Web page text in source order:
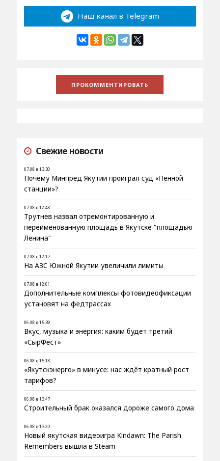
Наш канал в Telegram
Свежие новости
07.08 в 13:30
Почему Минпред Якутии проиграл суд «Пенной
станции»?
07.08 в 12:48
Трутнев назвал отремонтированную и
переименованную площадь в Якутске "площадью
Ленина"
07.08 в 12:17
На АЗС Южной Якутии увеличили лимиты
07.08 в 12:01
Дополнительные комплексы фотовидеофиксации
установят на федтрассах
06.08 в 15:39
Вкус, музыка и энергия: каким будет третий
«СырФест»
06.08 в 15:18
«Якутскэнерго» в минусе: нас ждёт кратный рост
тарифов?
06.08 в 13:47
Строительный брак оказался дороже самого дома
06.08 в 13:20
Новый якутская видеоигра Kindawn: The Parish
Remembers вышла в Steam